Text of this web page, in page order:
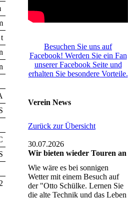
Besuchen Sie uns auf
Facebook! Werden Sie ein Fan
unserer Facebook Seite und
erhalten Sie besondere Vorteile.
Verein News
Zurück zur Übersicht
30.07.2026
Wir bieten wieder Touren an
Wie wäre es bei sonnigen
Wetter mit einem Besuch auf
der "Otto Schülke. Lernen Sie
die alte Technik und das Leben